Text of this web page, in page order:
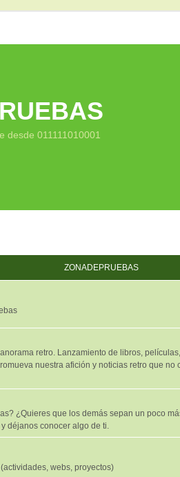
desde 011111010001
ZONADEPRUEBAS
retro. Lanzamiento de libros,
nuestra afición y noticias retro que no
¿Quieres que los demás sepan un poco
déjanos conocer algo de ti.
webs, proyectos)